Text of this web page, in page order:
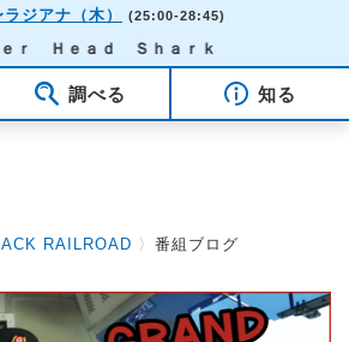
ジアナ（木） (25:00-28:45)
Ｈｅａｄ Ｓｈａｒｋ
調べる 知る
RAILROAD 〉番組ブログ